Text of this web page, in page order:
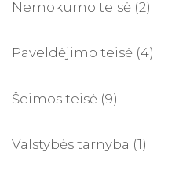
Nemokumo teisė (2)
Paveldėjimo teisė (4)
Šeimos teisė (9)
Valstybės tarnyba (1)